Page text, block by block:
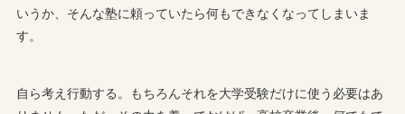
いうか、そんな塾に頼っていたら何もできなくなってしまいま
す。
自ら考え行動する。もちろんそれを大学受験だけに使う必要はあ